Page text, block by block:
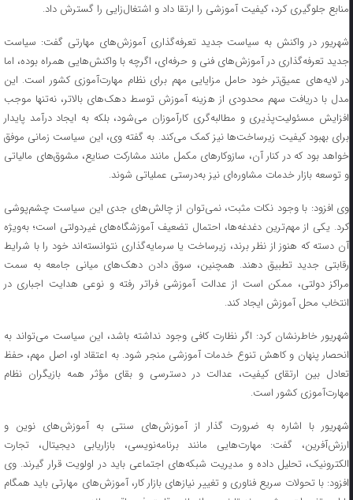
منابع جلوگیری کرد، کیفیت آموزشی را ارتقا داد و اشتغال‌زایی را گسترش داد.
شهریور در واکنش به سیاست جدید تعرفه‌گذاری آموزش‌های مهارتی گفت: سیاست
جدید تعرفه‌گذاری در آموزش‌های فنی و حرفه‌ای، اگرچه با واکنش‌هایی همراه بوده، اما
در لایه‌های عمیق‌تر خود حامل مزایایی مهم برای نظام مهارت‌آموزی کشور است. این
مدل با دریافت سهم محدودی از هزینه آموزش توسط دهک‌های بالاتر، نه‌تنها موجب
افزایش مسئولیت‌پذیری و مطالبه‌گری کارآموزان می‌شود، بلکه به ایجاد درآمد پایدار
برای بهبود کیفیت زیرساخت‌ها نیز کمک می‌کند. به گفته وی، این سیاست زمانی موفق
خواهد بود که در کنار آن، سازوکارهای مکمل مانند مشارکت صنایع، مشوق‌های مالیاتی
و توسعه بازار خدمات مشاوره‌ای نیز به‌درستی عملیاتی شوند.
وی افزود: با وجود نکات مثبت، نمی‌توان از چالش‌های جدی این سیاست چشم‌پوشی
کرد. یکی از مهم‌ترین دغدغه‌ها، احتمال تضعیف آموزشگاه‌های غیردولتی است؛ به‌ویژه
آن دسته که هنوز از نظر برند، زیرساخت یا سرمایه‌گذاری نتوانسته‌اند خود را با شرایط
رقابتی جدید تطبیق دهند. همچنین، سوق دادن دهک‌های میانی جامعه به سمت
مراکز دولتی، ممکن است از عدالت آموزشی فراتر رفته و نوعی هدایت اجباری در
انتخاب محل آموزش ایجاد کند.
شهریور خاطرنشان کرد: اگر نظارت کافی وجود نداشته باشد، این سیاست می‌تواند به
انحصار پنهان و کاهش تنوع خدمات آموزشی منجر شود. به اعتقاد او، اصل مهم، حفظ
تعادل بین ارتقای کیفیت، عدالت در دسترسی و بقای مؤثر همه بازیگران نظام
مهارت‌آموزی کشور است.
شهریور با اشاره به ضرورت گذار از آموزش‌های سنتی به آموزش‌های نوین و
ارزش‌آفرین، گفت: مهارت‌هایی مانند برنامه‌نویسی، بازاریابی دیجیتال، تجارت
الکترونیک، تحلیل داده و مدیریت شبکه‌های اجتماعی باید در اولویت قرار گیرند. وی
افزود: با تحولات سریع فناوری و تغییر نیازهای بازار کار، آموزش‌های مهارتی باید همگام